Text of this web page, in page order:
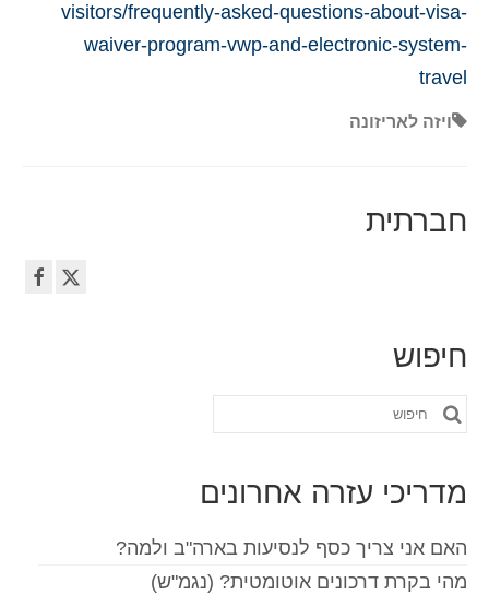
visitors/frequently-asked-questions-about-visa-
waiver-program-vwp-and-electronic-system-
travel
ויזה לאריזונה
חברתית
חיפוש
חפש
מדריכי עזרה אחרונים
האם אני צריך כסף לנסיעות בארה"ב ולמה?
מהי בקרת דרכונים אוטומטית? (נגמ"ש)